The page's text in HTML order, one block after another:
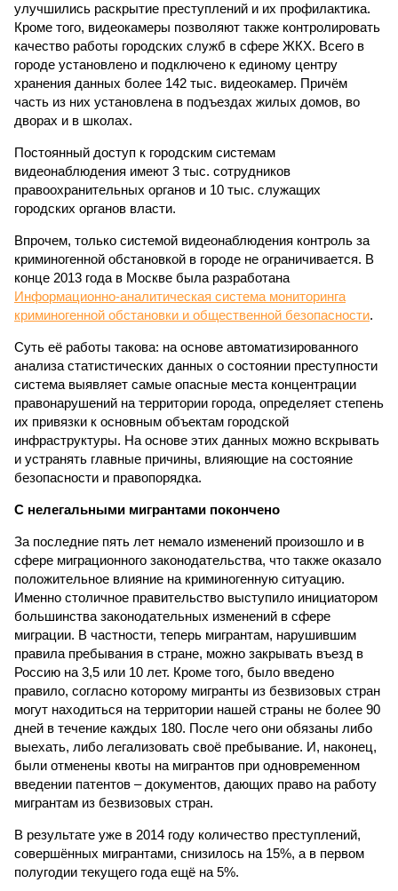
улучшились раскрытие преступлений и их профилактика.
Кроме того, видеокамеры позволяют также контролировать
качество работы городских служб в сфере ЖКХ. Всего в
городе установлено и подключено к единому центру
хранения данных более 142 тыс. видеокамер. Причём
часть из них установлена в подъездах жилых домов, во
дворах и в школах.
Постоянный доступ к городским системам
видеонаблюдения имеют 3 тыс. сотрудников
правоохранительных органов и 10 тыс. служащих
городских органов власти.
Впрочем, только системой видеонаблюдения контроль за
криминогенной обстановкой в городе не ограничивается. В
конце 2013 года в Москве была разработана
Информационно-аналитическая система мониторинга
криминогенной обстановки и общественной безопасности.
Суть её работы такова: на основе автоматизированного
анализа статистических данных о состоянии преступности
система выявляет самые опасные места концентрации
правонарушений на территории города, определяет степень
их привязки к основным объектам городской
инфраструктуры. На основе этих данных можно вскрывать
и устранять главные причины, влияющие на состояние
безопасности и правопорядка.
С нелегальными мигрантами покончено
За последние пять лет немало изменений произошло и в
сфере миграционного законодательства, что также оказало
положительное влияние на криминогенную ситуацию.
Именно столичное правительство выступило инициатором
большинства законодательных изменений в сфере
миграции. В частности, теперь мигрантам, нарушившим
правила пребывания в стране, можно закрывать въезд в
Россию на 3,5 или 10 лет. Кроме того, было введено
правило, согласно которому мигранты из безвизовых стран
могут находиться на территории нашей страны не более 90
дней в течение каждых 180. После чего они обязаны либо
выехать, либо легализовать своё пребывание. И, наконец,
были отменены квоты на мигрантов при одновременном
введении патентов – документов, дающих право на работу
мигрантам из безвизовых стран.
В результате уже в 2014 году количество преступлений,
совершённых мигрантами, снизилось на 15%, а в первом
полугодии текущего года ещё на 5%.